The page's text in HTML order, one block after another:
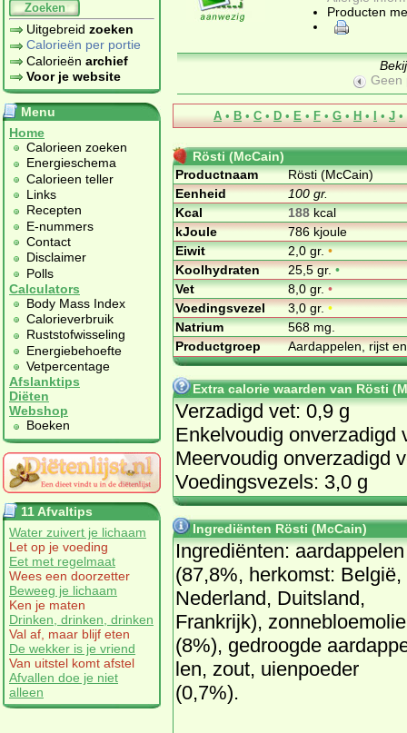
Zoeken
Uitgebreid zoeken
Calorieën per portie
Calorieën archief
Voor je website
Menu
Home
Calorieen zoeken
Energieschema
Calorieen teller
Links
Recepten
E-nummers
Contact
Disclaimer
Polls
Calculators
Body Mass Index
Calorieverbruik
Ruststofwisseling
Energiebehoefte
Vetpercentage
Afslanktips
Diëten
Webshop
Boeken
11 Afvaltips
Water zuivert je lichaam
Let op je voeding
Eet met regelmaat
Wees een doorzetter
Beweeg je lichaam
Ken je maten
Drinken, drinken, drinken
Val af, maar blijf eten
De wekker is je vriend
Van uitstel komt afstel
Afvallen doe je niet
alleen
Producten
Geen
A • B • C • D • E • F • G • H • I • J •
Rösti (McCain)
Productnaam
Rösti (McCain)
Eenheid
100 gr.
Kcal
188kcal
kJoule
786 kjoule
Eiwit
2,0 gr.•
Koolhydraten
25,5 gr.•
Vet
8,0 gr.•
Voedingsvezel
3,0 gr.•
Natrium
568 mg.
Productgroep
Aardappelen, rijst
Extra calorie waarden van Rösti
Verzadigd vet: 0,9 g
Enkelvoudig onverzadigd
Meervoudig onverzadigd
Voedingsvezels: 3,0 g
Ingrediënten Rösti (McCain)
In­gre­di­ën­ten: aard­ap­pe­len
(87,8%, her­komst: Bel­gië,
Ne­der­land, Duits­land,
Frank­rijk), zon­ne­bloem­olie
(8%), ge­droog­de
len, zout, ui­en­poe­der
(0,7%).